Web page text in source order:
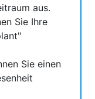
aus.
Sie Ihre
Sie einen